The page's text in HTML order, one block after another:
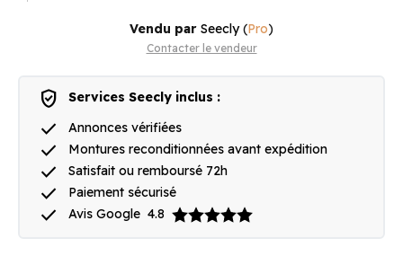
Vendu par Seecly(Pro)
Contacter le vendeur
verified_user Services Seecly inclus :
done Annonces vérifiées
done Montures reconditionnées avant expédition
done Satisfait ou remboursé 72h
done Paiement sécurisé
done Avis Google 4.8